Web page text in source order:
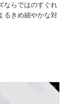
ならではのすぐれ
るきめ細やかな対